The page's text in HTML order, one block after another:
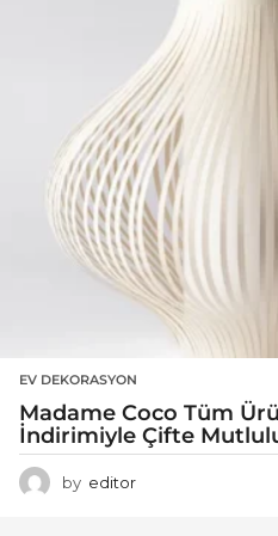
EV DEKORASYON
Madame Coco Tüm
İndirimiyle Çifte
by editor